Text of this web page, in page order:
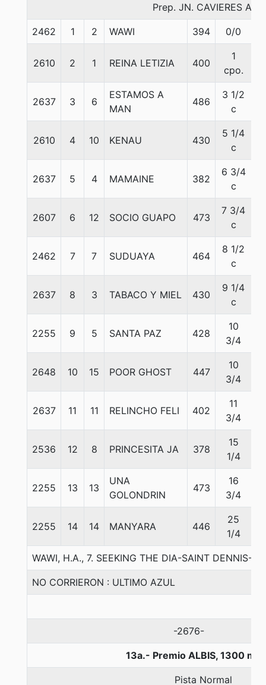
Prep. JN. CAVIERES A.
2462 1 2 WAWI 394 0/0
2610 2 1 REINA LETIZIA 400
1
cpo.
2637 3 6
ESTAMOS A
MAN
486
3 1/2
c
2610 4 10 KENAU 430
5 1/4
c
2637 5 4 MAMAINE 382
6 3/4
c
2607 6 12 SOCIO GUAPO 473
7 3/4
c
2462 7 7 SUDUAYA 464
8 1/2
c
2637 8 3 TABACO Y MIEL 430
9 1/4
c
2255 9 5 SANTA PAZ 428
10
3/4
2648 10 15 POOR GHOST 447
10
3/4
2637 11 11 RELINCHO FELI 402
11
3/4
2536 12 8 PRINCESITA JA 378
15
1/4
2255 13 13
UNA
GOLONDRIN
473
16
3/4
2255 14 14 MANYARA 446
25
1/4
WAWI, H.A., 7. SEEKING THE DIA-SAINT DENNIS-
NO CORRIERON : ULTIMO AZUL
-2676-
13a.- Premio ALBIS, 1300
Pista Normal